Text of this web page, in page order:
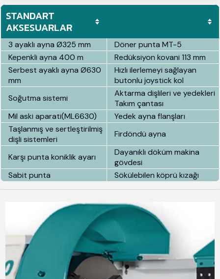
STANDART
AKSESUARLAR
3 ayaklı ayna Ø325 mm
Döner punta MT-5
Kepenkli ayna 400 m
Redüksiyon kovani 113 mm
Serbest ayaklı ayna Ø630
mm
Hızlı ilerlemeyi sağlayan
butonlu joystick kol
Soğutma sistemi
Aktarma dişlileri ve yedekleri
Takım çantası
Mil aski aparati(ML6630)
Yedek ayna flanşları
Taşlanmış ve sertleştirilmiş
dişli sistemleri
Firdöndü ayna
Karşı punta koniklik ayarı
Dayanıklı döküm makina
gövdesi
Sabit punta
Sökülebilen köprü kızağı